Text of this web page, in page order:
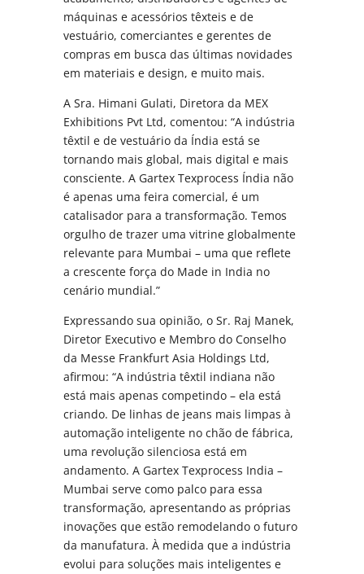
máquinas e acessórios têxteis e de
vestuário, comerciantes e gerentes de
compras em busca das últimas novidades
em materiais e design, e muito mais.
A Sra. Himani Gulati, Diretora da MEX
Exhibitions Pvt Ltd, comentou: “A indústria
têxtil e de vestuário da Índia está se
tornando mais global, mais digital e mais
consciente. A Gartex Texprocess Índia não
é apenas uma feira comercial, é um
catalisador para a transformação. Temos
orgulho de trazer uma vitrine globalmente
relevante para Mumbai – uma que reflete
a crescente força do Made in India no
cenário mundial.”
Expressando sua opinião, o Sr. Raj Manek,
Diretor Executivo e Membro do Conselho
da Messe Frankfurt Asia Holdings Ltd,
afirmou: “A indústria têxtil indiana não
está mais apenas competindo – ela está
criando. De linhas de jeans mais limpas à
automação inteligente no chão de fábrica,
uma revolução silenciosa está em
andamento. A Gartex Texprocess India –
Mumbai serve como palco para essa
transformação, apresentando as próprias
inovações que estão remodelando o futuro
da manufatura. À medida que a indústria
evolui para soluções mais inteligentes e